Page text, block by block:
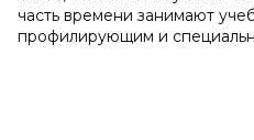
часть времени занимают
профилирующим и